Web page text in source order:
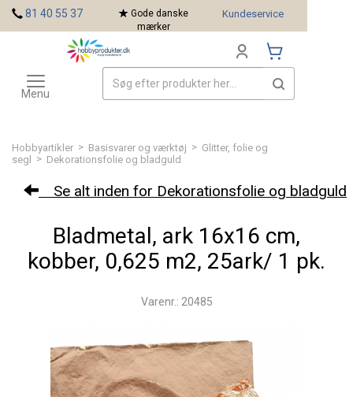
Hobbyartikler > Basisvarer og værktøj > Glitter, folie og
segl
> Dekorationsfolie og bladguld
Se alt inden for Dekorationsfolie og bladguld
Bladmetal, ark 16x16 cm,
kobber, 0,625 m2, 25ark/ 1 pk.
Varenr.: 20485
81 40 55 37
Gode danske
mærker
Kundeservice
Toggle
navigation
Menu
Mærker